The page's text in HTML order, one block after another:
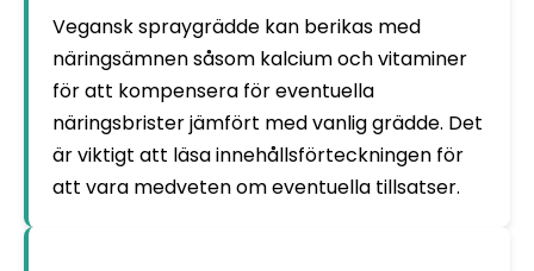
Vegansk spraygrädde kan berikas med
näringsämnen såsom kalcium och vitaminer
för att kompensera för eventuella
näringsbrister jämfört med vanlig grädde. Det
är viktigt att läsa innehållsförteckningen för
att vara medveten om eventuella tillsatser.